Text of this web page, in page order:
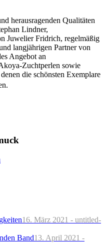
herausragenden Qualitäten
Lindner,
Juwelier Fridrich, regelmäßig
langjährigen Partner von
Angebot an
Zuchtperlen sowie
die schönsten Exemplare
16. März 2021 - untitled-
Band13. April 2021 -